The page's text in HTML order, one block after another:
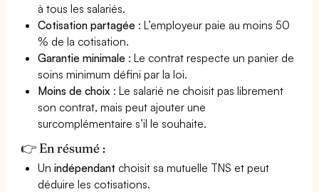
à tous les salariés.
Cotisation partagée : L’employeur paie au moins 50
% de la cotisation.
Garantie minimale : Le contrat respecte un panier de
soins minimum défini par la loi.
Moins de choix : Le salarié ne choisit pas librement
son contrat, mais peut ajouter une
surcomplémentaire s’il le souhaite.
👉 En résumé :
Unindépendant choisit sa mutuelle TNS et peut
déduire les cotisations.